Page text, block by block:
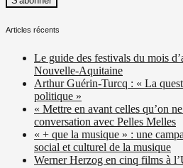
Articles récents
Le guide des festivals du mois
Nouvelle-Aquitaine
Arthur Guérin-Turcq : « La
politique »
« Mettre en avant celles qu’on
conversation avec Pelles Melles
« + que la musique » : une
social et culturel de la musique
Werner Herzog en cinq films à